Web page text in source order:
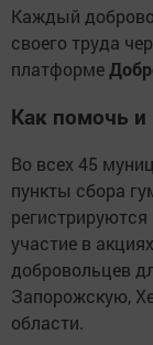
Каждый
своего труда
платформе
Как помочь и
Во всех 45
пункты сбора
участие в
добровольцев
Запорожскую,
области.